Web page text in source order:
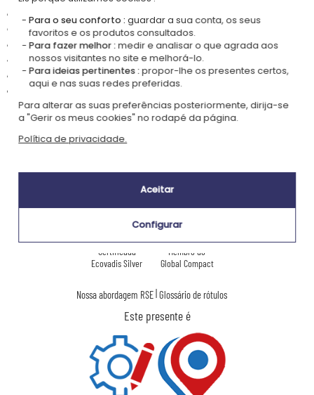
Certificada
Ecovadis Silver
Membro do
Global Compact
Nossa abordagem RSE|Glossário de rótulos
Este presente é
regulamentação portuguesa relativas ao uso e posse de canivetes : a
compra e posse de um canivete são livres desde que se tenha pelo
menos 18 anos completos. O porte e o transporte só são lícitos quando
se podem justificar motivos legítimos, de preferência numa bainha
rígida e fechada. Algumas restrições locais podem aplicar-se em locais
abertos ao público como salas de concertos, aeroportos ou estações.
Para o seu conforto : guardar a sua conta, os seus
favoritos e os produtos consultados.
Para fazer melhor :medir e analisar o que agrada aos
nossos visitantes no site e melhorá-lo.
Para ideias pertinentes :propor-lhe os presentes certos,
aqui e nas suas redes preferidas.
Para alterar as suas preferências posteriormente, dirija-se
a "Gerir os meus cookies" no rodapé da página.
Política de privacidade.
Aceitar
Configurar